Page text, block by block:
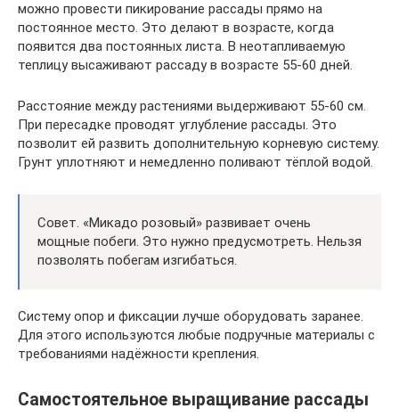
можно провести пикирование рассады прямо на
постоянное место. Это делают в возрасте, когда
появится два постоянных листа. В неотапливаемую
теплицу высаживают рассаду в возрасте 55-60 дней.
Расстояние между растениями выдерживают 55-60 см.
При пересадке проводят углубление рассады. Это
позволит ей развить дополнительную корневую систему.
Грунт уплотняют и немедленно поливают тёплой водой.
Совет. «Микадо розовый» развивает очень
мощные побеги. Это нужно предусмотреть. Нельзя
позволять побегам изгибаться.
Систему опор и фиксации лучше оборудовать заранее.
Для этого используются любые подручные материалы с
требованиями надёжности крепления.
Самостоятельное выращивание рассады